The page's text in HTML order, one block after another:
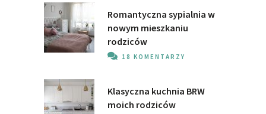
Romantyczna sypialnia w
nowym mieszkaniu
rodziców
18 KOMENTARZY
Klasyczna kuchnia BRW
moich rodziców